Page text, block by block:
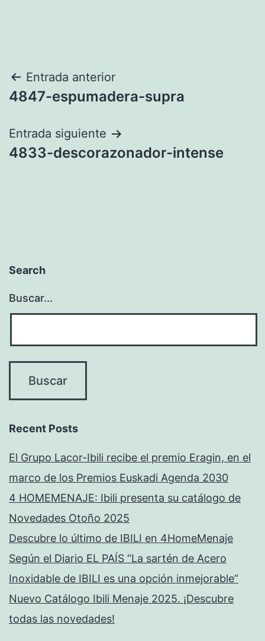
Navegación
de
entradas
Entrada anterior
4847-espumadera-supra
Entrada siguiente
4833-descorazonador-intense
Search
Buscar...
Recent Posts
El Grupo Lacor-Ibili recibe el premio Eragin, en el
marco de los Premios Euskadi Agenda 2030
4 HOMEMENAJE: Ibili presenta su catálogo de
Novedades Otoño 2025
Descubre lo último de IBILI en 4HomeMenaje
Según el Diario EL PAÍS “La sartén de Acero
Inoxidable de IBILI es una opción inmejorable”
Nuevo Catálogo Ibili Menaje 2025. ¡Descubre
todas las novedades!